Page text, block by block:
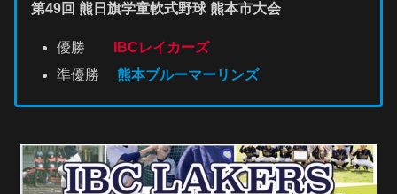
第49回 熊日旗学童軟式野球 熊本市大会
優勝
IBCレイカーズ
準優勝熊本ブルーマーリンズ